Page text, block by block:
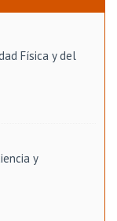
Física y del
y